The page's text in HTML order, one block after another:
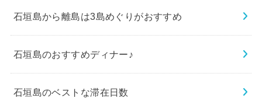
石垣島から離島は3島めぐりがおすすめ
石垣島のおすすめディナー♪
石垣島のベストな滞在日数